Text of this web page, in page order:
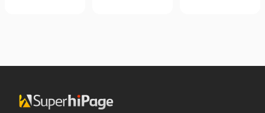
度越來越高
「沙鹿」。 很
多人實際到沙
的嘉義挖土
整地與回填工
疲勞與結構鏽